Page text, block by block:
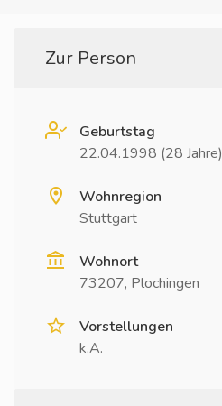
Zur Person
Geburtstag
22.04.1998 (28 Jahre)
Wohnregion
Stuttgart
Wohnort
73207, Plochingen
Vorstellungen
k.A.